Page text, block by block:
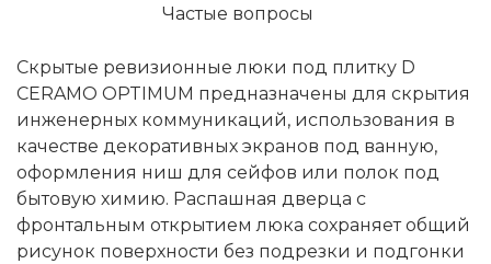
Частые вопросы
Скрытые ревизионные люки под плитку D
CERAMO OPTIMUM предназначены для скрытия
инженерных коммуникаций, использования в
качестве декоративных экранов под ванную,
оформления ниш для сейфов или полок под
бытовую химию. Распашная дверца с
фронтальным открытием люка сохраняет общий
рисунок поверхности без подрезки и подгонки